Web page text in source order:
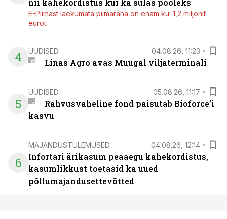
nii kahekordistus kui ka sulas pooleks
E-Piimast laekumata piimaraha on enam kui 1,2 miljonit
eurot
4 UUDISED 04.08.26, 11:23
Linas Agro avas Muugal viljaterminali
5
UUDISED 05.08.26, 11:17
Rahvusvaheline fond paisutab Bioforce’i
kasvu
6
MAJANDUSTULEMUSED 04.08.26, 12:14
Infortari ärikasum peaaegu kahekordistus,
kasumlikkust toetasid ka uued
põllumajandusettevõtted